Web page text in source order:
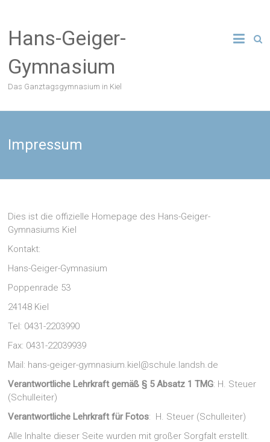
springen
Hans-Geiger-
Gymnasium
Das Ganztagsgymnasium in Kiel
Impressum
Dies ist die offizielle Homepage des Hans-Geiger-
Gymnasiums Kiel
Kontakt:
Hans-Geiger-Gymnasium
Poppenrade 53
24148 Kiel
Tel: 0431-2203990
Fax: 0431-22039939
Mail: hans-geiger-gymnasium.kiel@schule.landsh.de
Verantwortliche Lehrkraft gemäß § 5 Absatz 1 TMG: H. Steuer
(Schulleiter)
Verantwortliche Lehrkraft für Fotos: H. Steuer (Schulleiter)
Alle Inhalte dieser Seite wurden mit großer Sorgfalt erstellt.